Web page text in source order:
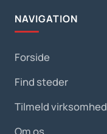
NAVIGATION
Forside
Find steder
Tilmeld virksomhed